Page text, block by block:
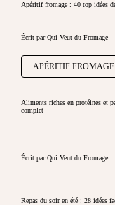
Apéritif fromage : 40 top idées
Écrit par Qui Veut du Fromage
APÉRITIF FROMAGE
Aliments riches en protéines et
complet
Écrit par Qui Veut du Fromage
Repas du soir en été : 28 idées